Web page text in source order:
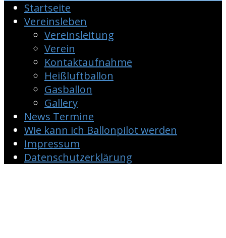
Startseite
Vereinsleben
Vereinsleitung
Verein
Kontaktaufnahme
Heißluftballon
Gasballon
Gallery
News Termine
Wie kann ich Ballonpilot werden
Impressum
Datenschutzerklärung